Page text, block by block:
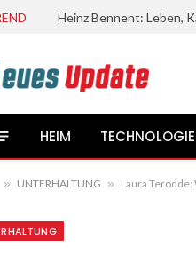
HEIM TECHNOLOGIE
» UNTERHALTUNG » Laura